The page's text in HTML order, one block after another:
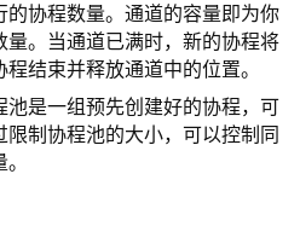
的协程数量。通道的容量即为你
量。当通道已满时，新的协程将
结束并释放通道中的位置。
池是一组预先创建好的协程，可
限制协程池的大小，可以控制同